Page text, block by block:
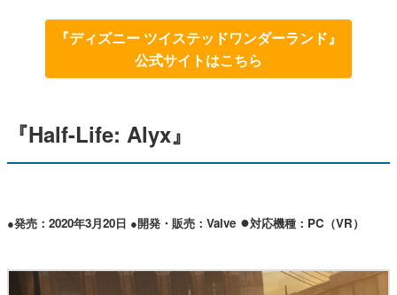
『ディズニー ツイステッドワンダーランド』
公式サイトはこちら
『Half-Life: Alyx』
●発売：2020年3月20日 ●開発・販売：Valve ●対応機種：PC（VR）